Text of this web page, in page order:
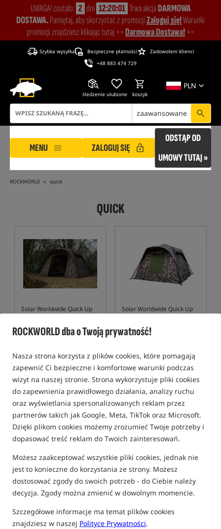
ROCKWORLD dba o Twoją prywatność!
Nasza strona korzysta z plików cookies, które pomagają
zapewnić Ci bezpieczne i komfortowe warunki podczas
wizyt na naszej stronie. Strona wykorzystuje pliki cookies
do zapewnienia prawidłowego działania, analizy ruchu
oraz wyświetlania spersonalizowanych reklam przez
partnerów takich jak Google, Meta, TikTok oraz Microsoft.
Dzięki plikom cookies możemy zrozumieć Twoje potrzeby i
dopasować treść reklam do Twoich zainteresowań.
Możesz zaakceptować wszystkie pliki cookies, jednak nie
jest to konieczne do korzystania ze strony. Możesz
dostosować zgody do swoich potrzeb - do Ciebie należy
decyzja. Zgody można zmienić w dowolnym momencie.
Szczegółowe informacje ma temat plików cookies
znajdziesz w naszej Polityce Prywatności.
UWAGA! zostało: 2 dni 12:20:00 Trwa akcjaDARMOWA
DOSTAWA.Pamiętaj, aby skorzystać z promocjiZaloguj się!Warunki
promocji znajdziesz klikając tutaj >>Darmowa Dostawa! <<
Szybka wysyłka Bezpieczne płatności
Zadowoleni klienci
+48 883 474 729
PLN
śledzenie ulubione koszyk
zaawansowane
MENU ZALOGUJ SIĘ
ODSTĄP OD
UMOWY TUTAJ »
ROCKWORLD quick
QUICK
Solar Worldwide Quick Up
Shelter XL
2 579,99
2 800,00
Min. cena z 30 dni przed
obniżką: 2499.99
KUP
Solar Worldwide Quick Up
Shelter
1 949,99
Cena kat.: 2 120,00
Min. cena z 30 dni przed
obniżką: 1899.99
KUP
5,0
DELKIM D-Lock Quick
Release System - Complete
52,99PLN
Bestseller!
Solar SP C-TECH Quick Up
Cradle XL
579,99